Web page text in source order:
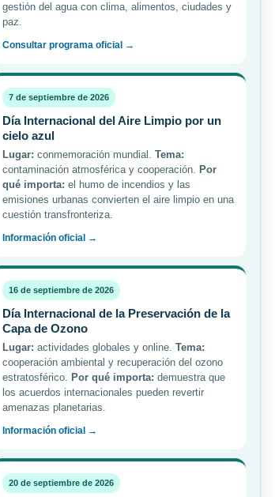
gestión del agua con clima, alimentos, ciudades y
paz.
Consultar programa oficial →
7 de septiembre de 2026
Día Internacional del Aire Limpio por un
cielo azul
Lugar: conmemoración mundial. Tema:
contaminación atmosférica y cooperación. Por
qué importa: el humo de incendios y las
emisiones urbanas convierten el aire limpio en una
cuestión transfronteriza.
Información oficial →
16 de septiembre de 2026
Día Internacional de la Preservación de la
Capa de Ozono
Lugar: actividades globales y online. Tema:
cooperación ambiental y recuperación del ozono
estratosférico. Por qué importa: demuestra que
los acuerdos internacionales pueden revertir
amenazas planetarias.
Información oficial →
20 de septiembre de 2026